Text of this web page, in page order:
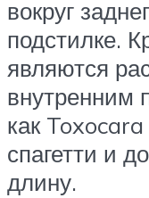
вокруг
подстилке.
являются
внутренним
как
спагетти и
длину.